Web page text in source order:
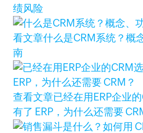
绩风险
看文章什么是CRM系统？概
南
查看文章已经在用ERP企业
有了 ERP，为什么还需要